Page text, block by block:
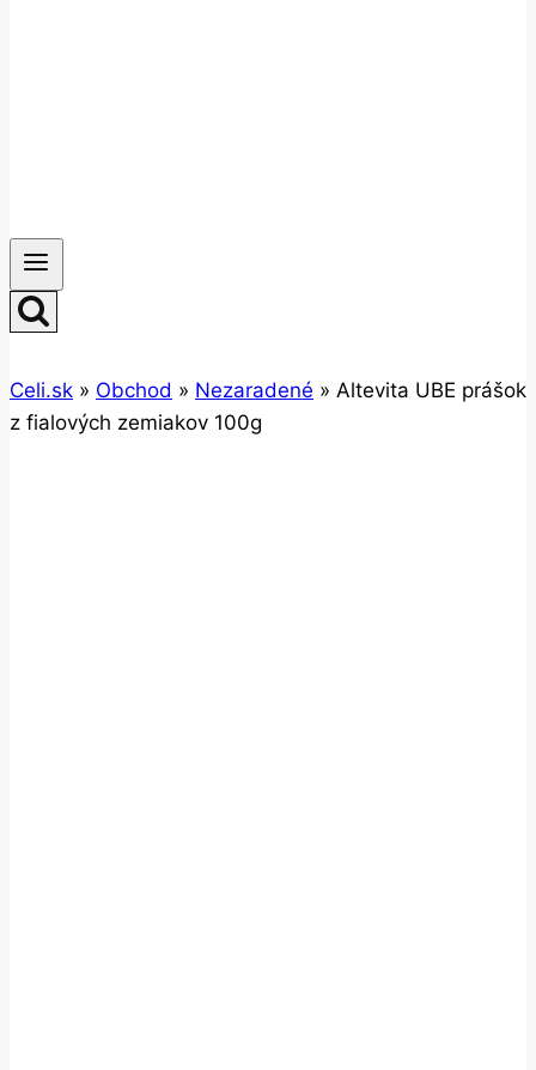
Celi.sk » Obchod » Nezaradené » Altevita UBE prášok
z fialových zemiakov 100g